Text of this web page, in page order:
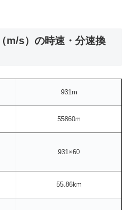
m/s）の時速・分速換
931m
55860m
931×60
55.86km